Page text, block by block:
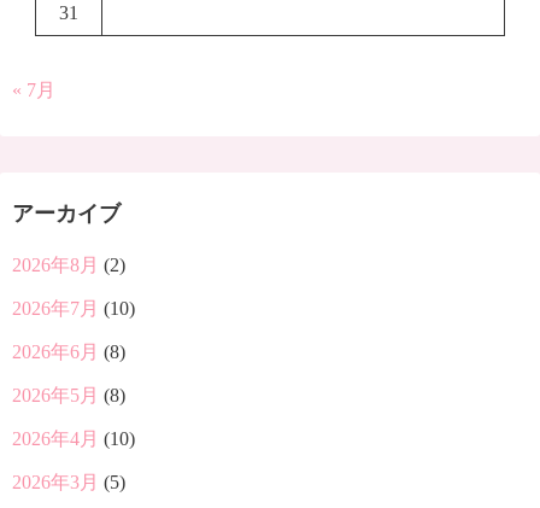
31
« 7月
アーカイブ
2026年8月 (2)
2026年7月 (10)
2026年6月 (8)
2026年5月 (8)
2026年4月 (10)
2026年3月 (5)